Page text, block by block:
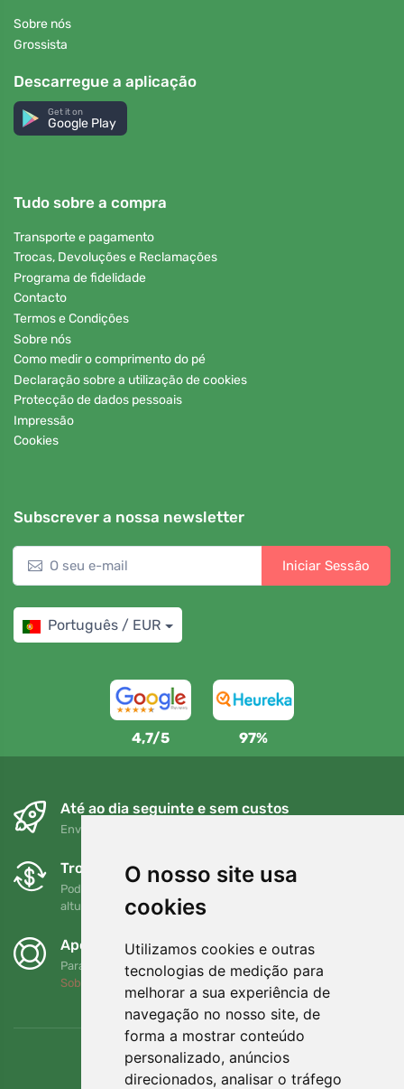
O nosso site usa
cookies
Utilizamos cookies e outras
tecnologias de medição para
melhorar a sua experiência de
navegação no nosso site, de
forma a mostrar conteúdo
personalizado, anúncios
direcionados, analisar o tráfego
Sobre nós
Grossista
Descarregue a aplicação
Get it on
Google Play
Tudo sobre a compra
Transporte e pagamento
Trocas, Devoluções e Reclamações
Programa de fidelidade
Contacto
Termos e Condições
Sobre nós
Como medir o comprimento do pé
Declaração sobre a utilização de cookies
Protecção de dados pessoais
Impressão
Cookies
Subscrever a nossa newsletter
Iniciar Sessão
Português / EUR
4,7/5 97%
Até ao dia seguinte e sem custos
Envio gratuito para encomendas superiores a 80 EUR
Trocas e devoluções gratuitas
Pode devolver ou trocar a sua encomenda em qualquer
altura no prazo de 90 dias
Apoiamos a Trees.org
Para cada encomenda plantamos uma árvore! Leia mais
Sobre nós